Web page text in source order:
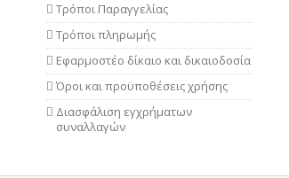
Τρόποι Παραγγελίας
Τρόποι πληρωμής
Εφαρμοστέο δίκαιο και δικαιοδοσία
Όροι και προϋποθέσεις χρήσης
Διασφάλιση εγχρήματων
συναλλαγών